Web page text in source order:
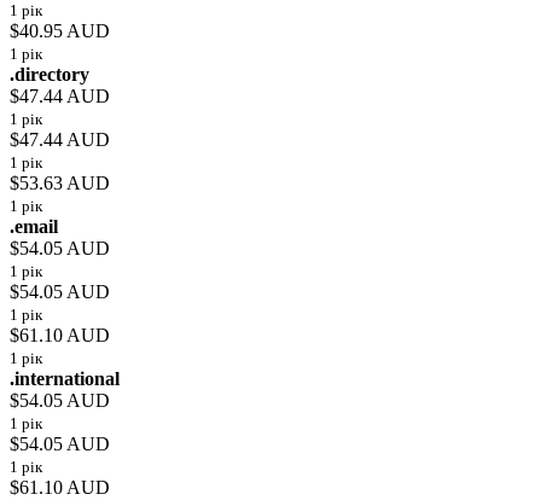
1 рік
$40.95 AUD
1 рік
.directory
$47.44 AUD
1 рік
$47.44 AUD
1 рік
$53.63 AUD
1 рік
.email
$54.05 AUD
1 рік
$54.05 AUD
1 рік
$61.10 AUD
1 рік
.international
$54.05 AUD
1 рік
$54.05 AUD
1 рік
$61.10 AUD